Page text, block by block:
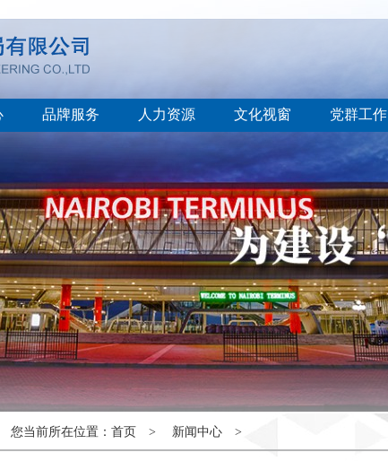
品牌服务 人力资源 文化视窗 党群工作
您当前所在位置：首页 > 新闻中心 >